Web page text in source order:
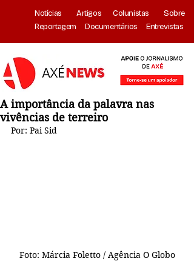
Notícias Artigos Colunistas
Sobre
Reportagem
Documentários Entrevistas
A importância da palavra nas
vivências de terreiro
Por: Pai Sid
Foto: Márcia Foletto / Agência O Globo